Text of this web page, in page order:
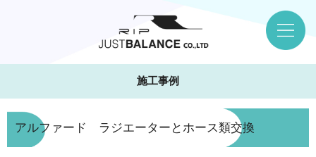
施工事例
アルファード ラジエーターとホース類交換